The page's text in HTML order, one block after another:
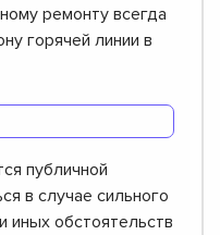
ремонту всегда
горячей линии в
публичной
в случае сильного
иных обстоятельств